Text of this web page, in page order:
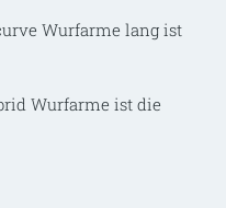
Wurfarme lang ist
Wurfarme ist die